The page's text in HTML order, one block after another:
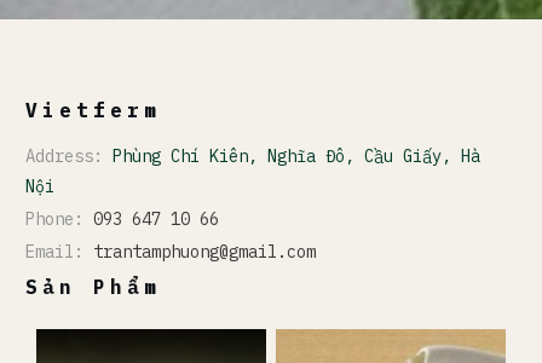
Vietferm
Address: Phùng Chí Kiên, Nghĩa Đô, Cầu Giấy, Hà
Nội
Phone: 093 647 10 66
Email: trantamphuong@gmail.com
Sản Phẩm